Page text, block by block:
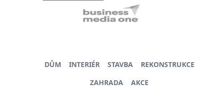
DŮM INTERIÉR STAVBA
REKONSTRUKCE
ZAHRADA
AKCE